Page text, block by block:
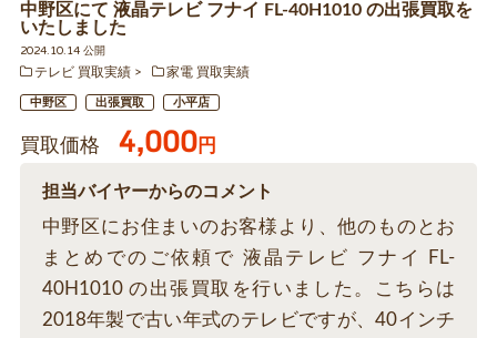
中野区にて 液晶テレビ フナイ FL-40H1010 の出張買取を
いたしました
2024.10.14 公開
テレビ 買取実績
家電 買取実績
中野区 出張買取 小平店
買取価格 4,000円
担当バイヤーからのコメント
中野区にお住まいのお客様より、他のものとお
まとめでのご依頼で 液晶テレビ フナイ FL-
40H1010 の出張買取を行いました。こちらは
2018年製で古い年式のテレビですが、40インチ